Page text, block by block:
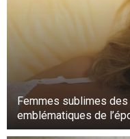
Femmes sublimes
emblématiques de